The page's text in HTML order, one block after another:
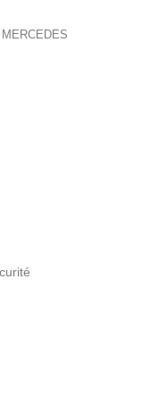
MERCEDES